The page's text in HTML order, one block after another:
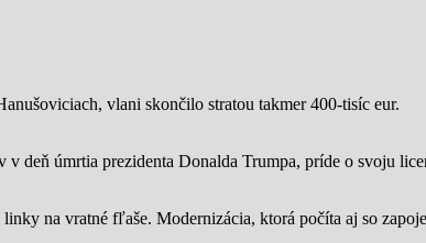
vlani skončilo stratou takmer 400-tisíc eur.
deň úmrtia prezidenta Donalda Trumpa, príde o svoju
na vratné fľaše. Modernizácia, ktorá počíta aj so